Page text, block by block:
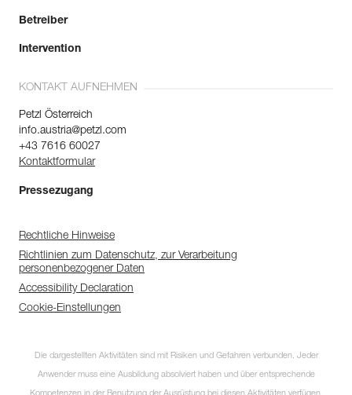
Betreiber
Intervention
KONTAKT AUFNEHMEN
Petzl Österreich
info.austria@petzl.com
+43 7616 60027
Kontaktformular
Pressezugang
Rechtliche Hinweise
Richtlinien zum Datenschutz, zur Verarbeitung
personenbezogener Daten
Accessibility Declaration
Cookie-Einstellungen
Die dargestellten Aktivitäten sind mit Risiken und Gefahren verbunden. Jeder
Anwender muss eine Ausbildung absolviert haben und über entsprechende